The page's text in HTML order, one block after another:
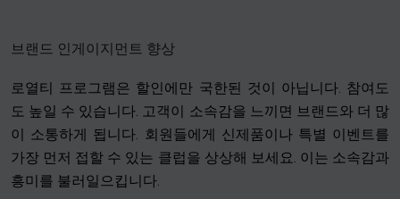
브랜드 인게이지먼트 향상
로열티 프로그램은 할인에만 국한된 것이 아닙니다. 참여도
도 높일 수 있습니다. 고객이 소속감을 느끼면 브랜드와 더 많
이 소통하게 됩니다. 회원들에게 신제품이나 특별 이벤트를
가장 먼저 접할 수 있는 클럽을 상상해 보세요. 이는 소속감과
흥미를 불러일으킵니다.